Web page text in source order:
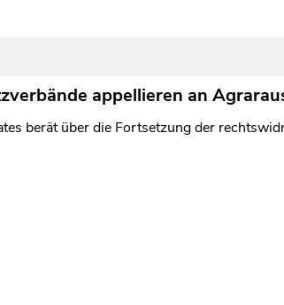
appellieren an
berät über die Fortsetzung der